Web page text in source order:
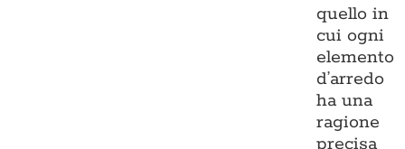
quello in
cui ogni
elemento
d’arredo
ha una
ragione
precisa